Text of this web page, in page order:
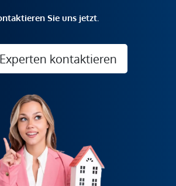
Sie uns jetzt.
kontaktieren